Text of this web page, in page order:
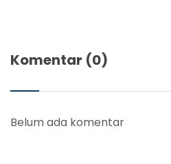
Komentar (0)
Belum ada komentar